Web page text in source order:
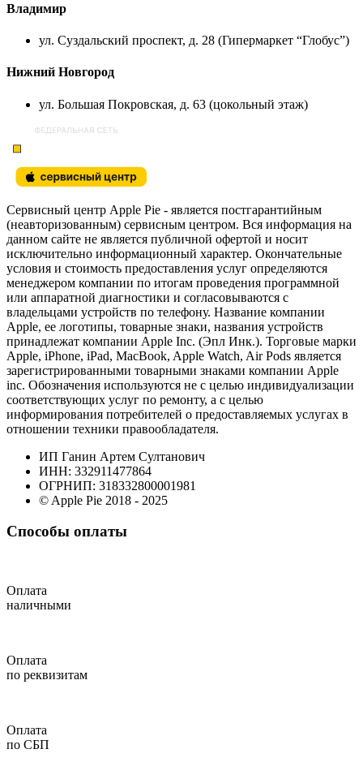
Владимир
ул. Суздальский проспект, д. 28 (Гипермаркет “Глобус”)
Нижний Новгород
ул. Большая Покровская, д. 63 (цокольный этаж)
Сервисный центр Apple Pie - является постгарантийным
(неавторизованным) сервисным центром. Вся информация на
данном сайте не является публичной офертой и носит
исключительно информационный характер. Окончательные
условия и стоимость предоставления услуг определяются
менеджером компании по итогам проведения программной
или аппаратной диагностики и согласовываются с
владельцами устройств по телефону. Название компании
Apple, ее логотипы, товарные знаки, названия устройств
принадлежат компании Apple Inc. (Эпл Инк.). Торговые марки
Apple, iPhone, iPad, MacBook, Apple Watch, Air Pods является
зарегистрированными товарными знаками компании Apple
inc. Обозначения используются не с целью индивидуализации
соответствующих услуг по ремонту, а с целью
информирования потребителей о предоставляемых услугах в
отношении техники правообладателя.
ИП Ганин Артем Султанович
ИНН: 332911477864
ОГРНИП: 318332800001981
© Apple Pie 2018 - 2025
Способы оплаты
Оплата
наличными
Оплата
по реквизитам
Оплата
по СБП